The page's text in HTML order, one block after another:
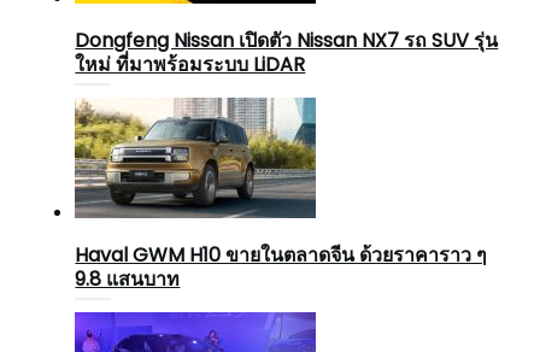
Dongfeng Nissan เปิดตัว Nissan NX7 รถ SUV รุ่น
ใหม่ ที่มาพร้อมระบบ LiDAR
Haval GWM H10 ขายในตลาดจีน ด้วยราคาราว ๆ
9.8 แสนบาท